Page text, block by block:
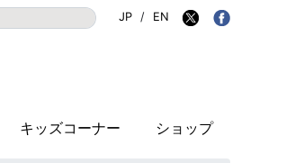
キッズコーナー ショップ
JP / EN